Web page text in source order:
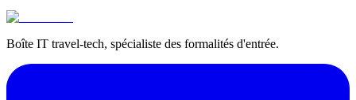
Boîte IT travel-tech, spécialiste des formalités d'entrée.